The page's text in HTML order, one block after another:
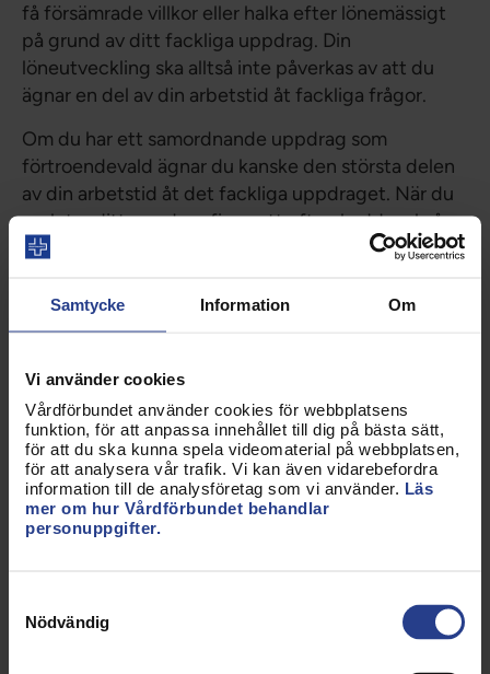
Samtycke Information Om
Vi använder cookies
Vårdförbundet använder cookies för webbplatsens
funktion, för att anpassa innehållet till dig på bästa sätt,
för att du ska kunna spela videomaterial på webbplatsen,
för att analysera vår trafik. Vi kan även vidarebefordra
information till de analysföretag som vi använder. Läs
mer om hur Vårdförbundet behandlar
personuppgifter.
Nödvändig
få försämrade villkor eller halka efter lönemässigt
på grund av ditt fackliga uppdrag. Din
löneutveckling ska alltså inte påverkas av att du
ägnar en del av din arbetstid åt fackliga frågor.
Om du har ett samordnande uppdrag som
förtroendevald ägnar du kanske den största delen
av din arbetstid åt det fackliga uppdraget. När du
avslutar ditt uppdrag finns ett efterskydd, också
det reglerat i lagen. Där står att du har rätt till
hade före ditt fackliga uppdraget.
Rätt att ta del av handlingar och få de
upplysningar som behövs för uppdraget.
Rätt att yttra sig i arbetsmiljöfrågor.
Rätt till utbildning för uppdraget.
Rätt till ledighet för uppdraget.